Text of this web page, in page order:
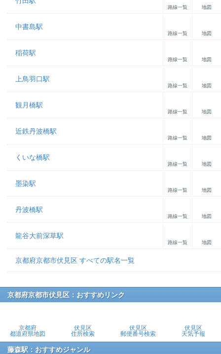
路線一覧 地図
中書島駅
路線一覧 地図
稲荷駅
路線一覧 地図
上鳥羽口駅
路線一覧 地図
観月橋駅
路線一覧 地図
近鉄丹波橋駅
路線一覧 地図
くいな橋駅
路線一覧 地図
墨染駅
路線一覧 地図
丹波橋駅
路線一覧 地図
龍谷大前深草駅
路線一覧 地図
京都府京都市伏見区 すべての駅名一覧
京都府京都市伏見区：おすすめリンク
京都府
都道府県地図
伏見区
住所検索
伏見区
郵便番号検索
伏見区
天気予報
藤森駅：おすすめジャンル